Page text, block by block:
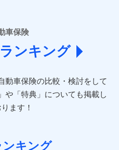
保険株式会社
)
(https://www.axa-
険株式会社 (https://www.e-
www.aig.co.jp/sonpo)
株式会社
車保険
ンキング
動車保険の比較・検討をして
や「特典」についても掲載し
ます！
ンキング